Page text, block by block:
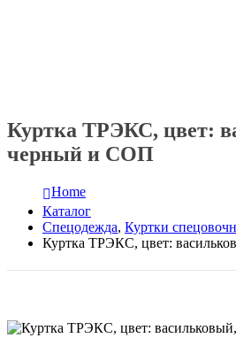
Куртка ТРЭКС, цвет:
черный и СОП
Home
Каталог
Спецодежда, Куртки
Куртка ТРЭКС, цвет: